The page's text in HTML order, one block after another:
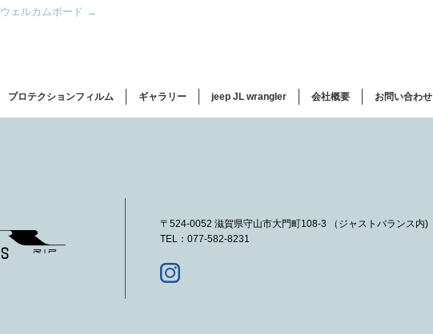
ウェルカムボード →
プロテクションフィルム ギャラリー jeep JL wrangler 会社概要 お問い合わせ
〒524-0052 滋賀県守山市大門町108-3 （ジャストバランス内)
TEL：077-582-8231